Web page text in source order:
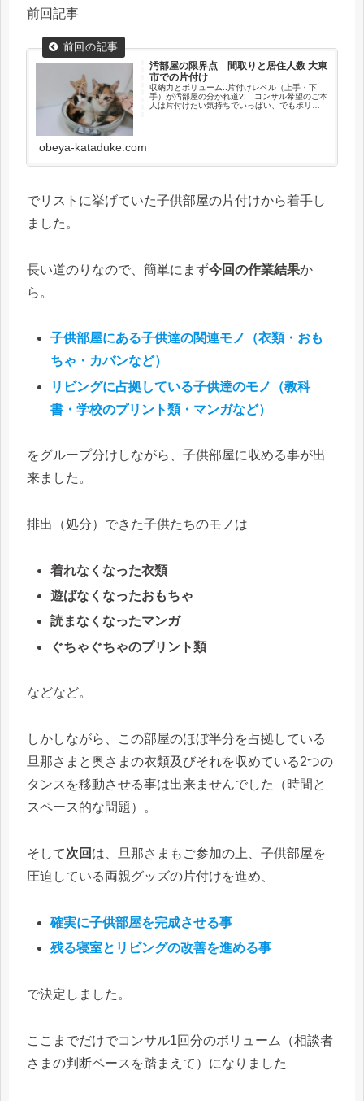
前回記事
汚部屋の限界点 間取りと居住人数 大東
市での片付け
収納力とボリューム..片付けレベル（上手・下
手）が汚部屋の分かれ道?! コンサル希望のご本
人は片付けたい気持ちでいっぱい、でもボリュ
obeya-kataduke.com
でリストに挙げていた子供部屋の片付けから着手し
ました。
長い道のりなので、簡単にまず今回の作業結果か
ら。
子供部屋にある子供達の関連モノ（衣類・おも
ちゃ・カバンなど）
リビングに占拠している子供達のモノ（教科
書・学校のプリント類・マンガなど）
をグループ分けしながら、子供部屋に収める事が出
来ました。
排出（処分）できた子供たちのモノは
着れなくなった衣類
遊ばなくなったおもちゃ
読まなくなったマンガ
ぐちゃぐちゃのプリント類
などなど。
しかしながら、この部屋のほぼ半分を占拠している
旦那さまと奥さまの衣類及びそれを収めている2つの
タンスを移動させる事は出来ませんでした（時間と
スペース的な問題）。
そして次回 は、旦那さまもご参加の上、子供部屋を
圧迫している両親グッズの片付けを進め、
確実に子供部屋を完成させる事
残る寝室とリビングの改善を進める事
で決定しました。
ここまでだけでコンサル1回分のボリューム（相談者
さまの判断ペースを踏まえて）になりました